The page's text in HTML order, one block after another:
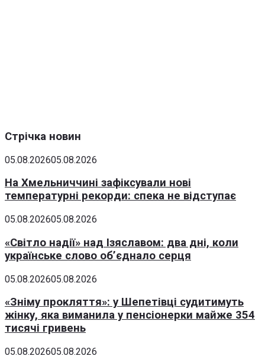
Стрічка новин
05.08.202605.08.2026
На Хмельниччині зафіксували нові
температурні рекорди: спека не відступає
05.08.202605.08.2026
«Світло надії» над Ізяславом: два дні, коли
українське слово об’єднало серця
05.08.202605.08.2026
«Зніму прокляття»: у Шепетівці судитимуть
жінку, яка виманила у пенсіонерки майже 354
тисячі гривень
05.08.202605.08.2026